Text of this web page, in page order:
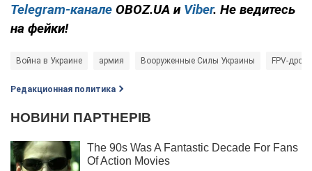
Telegram-канале OBOZ.UA и Viber. Не ведитесь
на фейки!
Война в Украине армия Вооруженные Силы Украины FPV-дрони
Редакционная политика